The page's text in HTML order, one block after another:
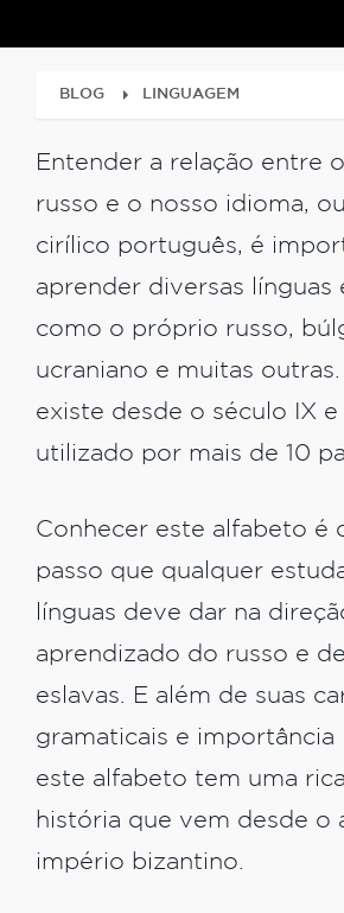
BLOG LINGUAGEM
Entender a relação entre
russo e o nosso idioma,
cirílico português, é
aprender diversas línguas
como o próprio russo,
ucraniano e muitas
existe desde o século IX
utilizado por mais de 10
Conhecer este alfabeto é
passo que qualquer
línguas deve dar na
aprendizado do russo e
eslavas. E além de suas
gramaticais e importância
este alfabeto tem uma
história que vem desde o
império bizantino.